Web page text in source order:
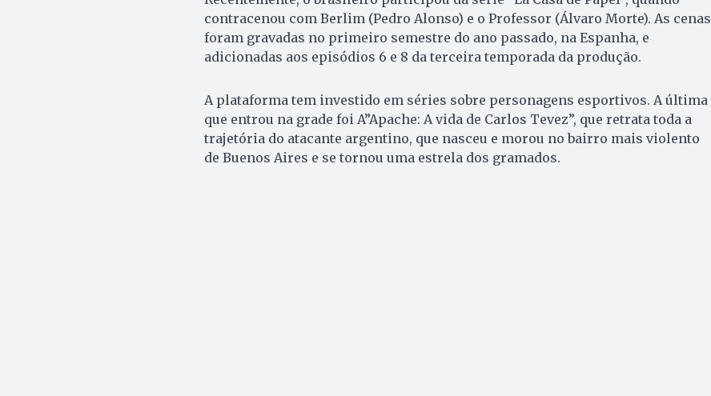
contracenou com Berlim (Pedro Alonso) e o Professor (Álvaro Morte). As cenas
foram gravadas no primeiro semestre do ano passado, na Espanha, e
adicionadas aos episódios 6 e 8 da terceira temporada da produção.
A plataforma tem investido em séries sobre personagens esportivos. A última
que entrou na grade foi A”Apache: A vida de Carlos Tevez”, que retrata toda a
trajetória do atacante argentino, que nasceu e morou no bairro mais violento
de Buenos Aires e se tornou uma estrela dos gramados.